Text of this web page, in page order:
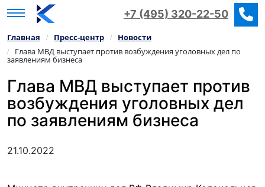
+7 (495) 320-22-50
Главная / Пресс‑центр / Новости
/ Глава МВД выступает против возбуждения уголовных дел по
заявлениям бизнеса
Глава МВД выступает против
возбуждения уголовных дел
по заявлениям бизнеса
21.10.2022